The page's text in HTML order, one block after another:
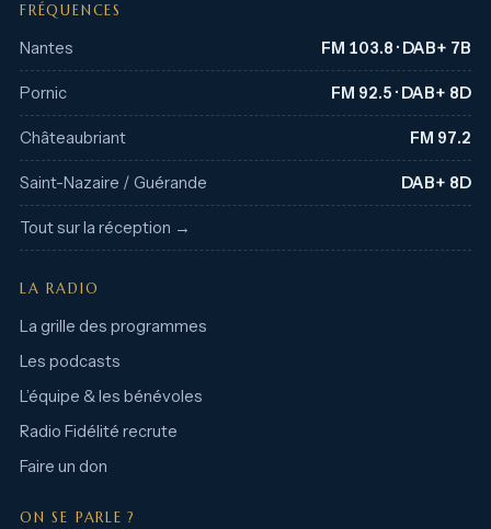
FRÉQUENCES
Nantes FM 103.8 · DAB+ 7B
Pornic FM 92.5 · DAB+ 8D
Châteaubriant FM 97.2
Saint-Nazaire / Guérande DAB+ 8D
Tout sur la réception →
LA RADIO
La grille des programmes
Les podcasts
L’équipe & les bénévoles
Radio Fidélité recrute
Faire un don
ON SE PARLE ?